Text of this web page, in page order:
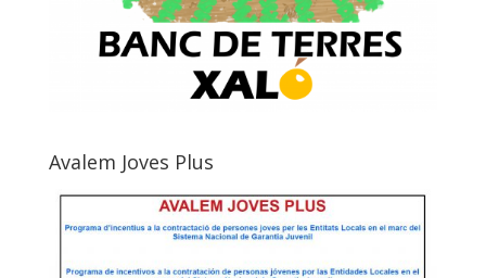
Avalem Joves Plus